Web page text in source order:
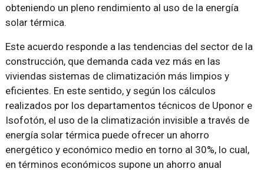
obteniendo un pleno rendimiento al uso de la energía
solar térmica.
Este acuerdo responde a las tendencias del sector de la
construcción, que demanda cada vez más en las
viviendas sistemas de climatización más limpios y
eficientes. En este sentido, y según los cálculos
realizados por los departamentos técnicos de Uponor e
Isofotón, el uso de la climatización invisible a través de
energía solar térmica puede ofrecer un ahorro
energético y económico medio en torno al 30%, lo cual,
en términos económicos supone un ahorro anual